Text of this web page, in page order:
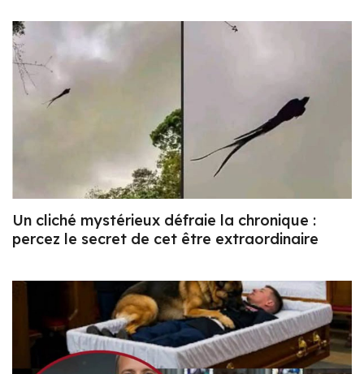
Un cliché mystérieux défraie la chronique :
percez le secret de cet être extraordinaire